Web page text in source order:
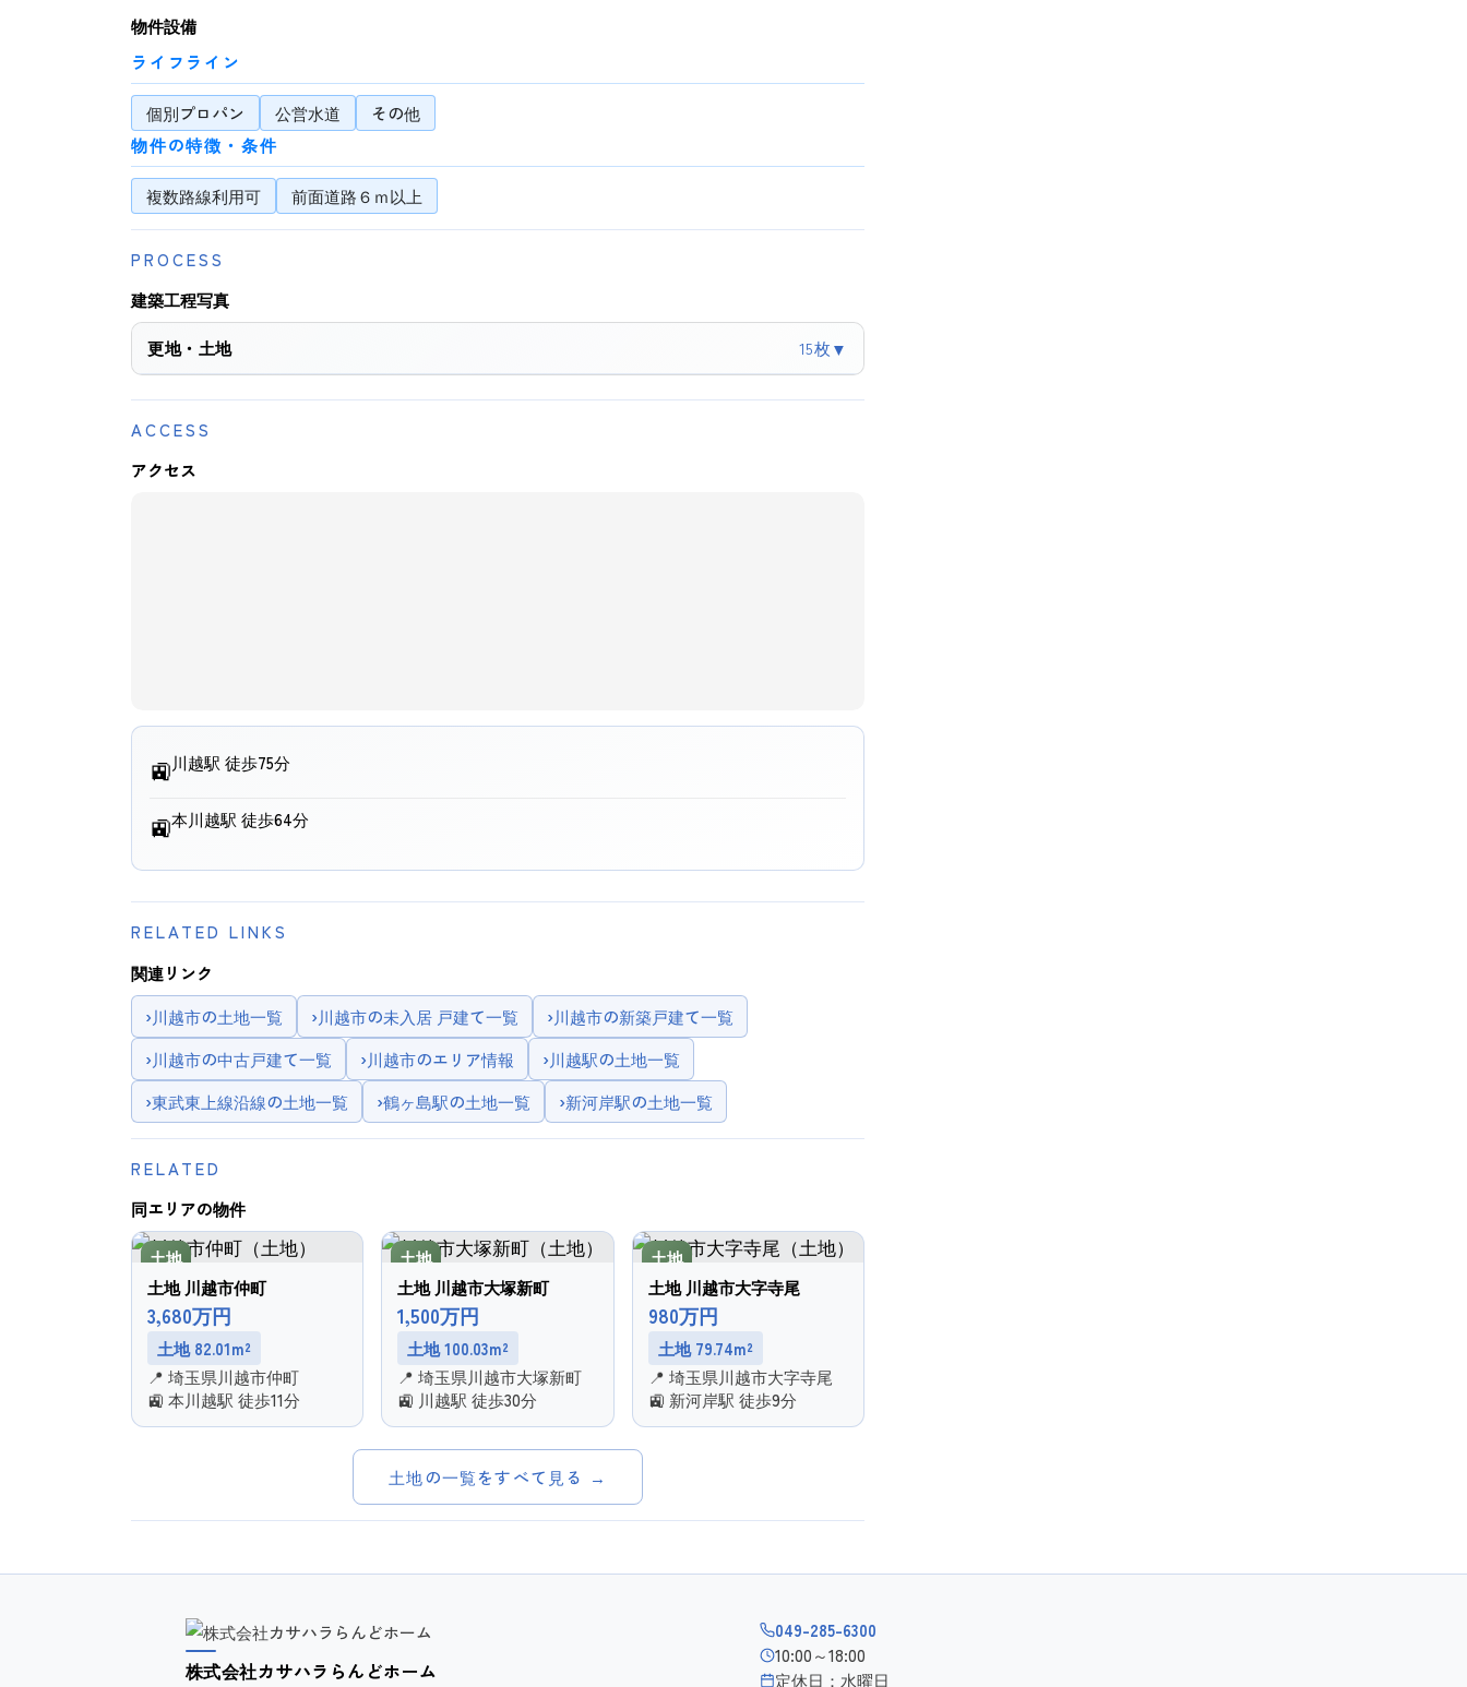
物件設備
ライフライン
個別プロパン 公営水道
その他
物件の特徴・条件
複数路線利用可 前面道路６ｍ以上
PROCESS
建築工程写真
更地・土地 15枚▼
ACCESS
アクセス
🚉川越駅 徒歩75分
🚉本川越駅 徒歩64分
RELATED LINKS
関連リンク
›川越市の土地一覧 ›川越市の未入居 戸建て一覧 ›川越市の新築戸建て一覧
›川越市の中古戸建て一覧 ›川越市のエリア情報 ›川越駅の土地一覧
›東武東上線沿線の土地一覧 ›鶴ヶ島駅の土地一覧 ›新河岸駅の土地一覧
RELATED
同エリアの物件
土地
土地 川越市仲町
3,680万円
土地 82.01m²
📍 埼玉県川越市仲町
🚉 本川越駅 徒歩11分
土地
土地 川越市大塚新町
1,500万円
土地 100.03m²
📍 埼玉県川越市大塚新町
🚉 川越駅 徒歩30分
土地
土地 川越市大字寺尾
980万円
土地 79.74m²
📍 埼玉県川越市大字寺尾
🚉 新河岸駅 徒歩9分
土地の一覧をすべて見る →
株式会社カサハラらんどホーム
049-285-6300
10:00～18:00
定休日：水曜日